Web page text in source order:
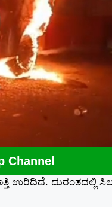
Channel
ದುರಂತದಲ್ಲಿ